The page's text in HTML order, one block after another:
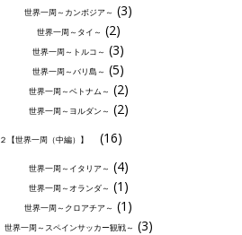
世界一周～カンボジア～ (3)
世界一周～タイ～ (2)
世界一周～トルコ～ (3)
世界一周～バリ島～ (5)
世界一周～ベトナム～ (2)
世界一周～ヨルダン～ (2)
２【世界一周（中編）】 (16)
世界一周～イタリア～ (4)
世界一周～オランダ～ (1)
世界一周～クロアチア～ (1)
世界一周～スペインサッカー観戦～ (3)